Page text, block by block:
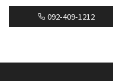
092-409-1212